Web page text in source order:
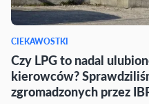
CIEKAWOSTKI
Czy LPG to nadal
kierowców?
zgromadzonych przez